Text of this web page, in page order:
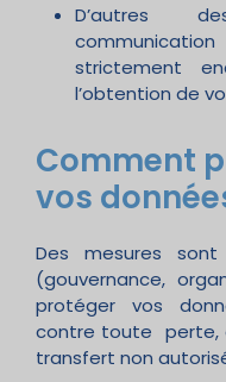
D’autres
strictement
l’obtention de
Comment
vos
Des mesures
(gouvernance,
protéger vos
contre toute perte,
transfert non